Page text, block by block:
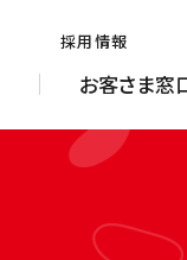
採用情報
お客さま窓